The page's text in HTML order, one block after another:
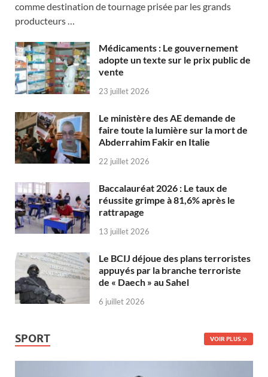
comme destination de tournage prisée par les grands
producteurs …
Médicaments : Le gouvernement
adopte un texte sur le prix public de
vente
23 juillet 2026
Le ministère des AE demande de
faire toute la lumière sur la mort de
Abderrahim Fakir en Italie
22 juillet 2026
Baccalauréat 2026 : Le taux de
réussite grimpe à 81,6% après le
rattrapage
13 juillet 2026
Le BCIJ déjoue des plans terroristes
appuyés par la branche terroriste
de « Daech » au Sahel
6 juillet 2026
SPORT VOIR PLUS